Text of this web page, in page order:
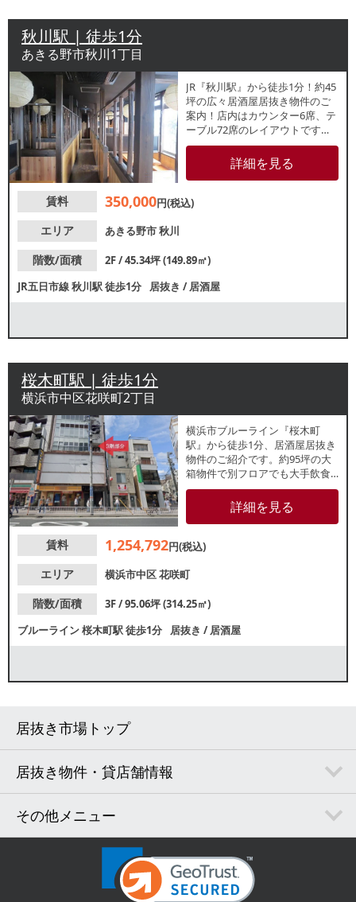
秋川駅 | 徒歩1分
あきる野市秋川1丁目
JR『秋川駅』から徒歩1分！約45
坪の広々居酒屋居抜き物件のご
案内！店内はカウンター6席、テ
ーブル72席のレイアウトです。
駅ロータリー目の前で駅利用者
の集客も期待できます。是非一
度ご内見ください！
詳細を見る
賃料 350,000円(税込)
エリア
あきる野市秋川
階数/面積
2F / 45.34坪 (149.89㎡)
JR五日市線秋川駅徒歩1分 居抜き /居酒屋
桜木町駅 | 徒歩1分
横浜市中区花咲町2丁目
横浜市ブルーライン『桜木町
駅』から徒歩1分、居酒屋居抜き
物件のご紹介です。約95坪の大
箱物件で別フロアでも大手飲食
店が盛業中！駅前商店街が近
く、平日休日問わず集客が見込
めます。諸条件等、お気軽にお
詳細を見る
賃料 1,254,792円(税込)
エリア
横浜市中区花咲町
階数/面積
3F / 95.06坪 (314.25㎡)
ブルーライン桜木町駅徒歩1分 居抜き /居酒屋
居抜き市場トップ
居抜き物件・貸店舗情報
その他メニュー